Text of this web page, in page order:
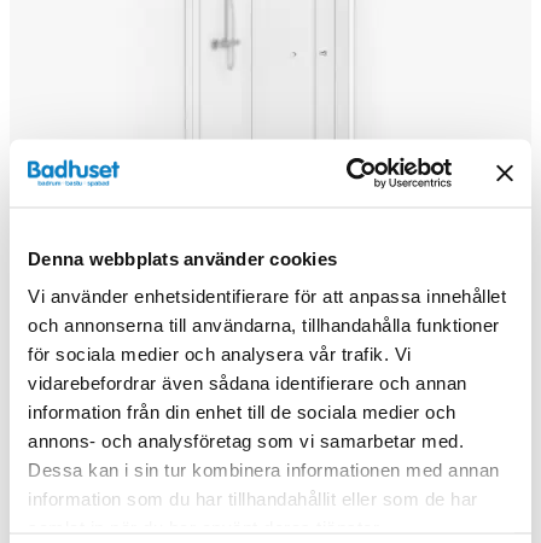
Denna webbplats använder cookies
Vi använder enhetsidentifierare för att anpassa innehållet
och annonserna till användarna, tillhandahålla funktioner
för sociala medier och analysera vår trafik. Vi
vidarebefordrar även sådana identifierare och annan
information från din enhet till de sociala medier och
annons- och analysföretag som vi samarbetar med.
Dessa kan i sin tur kombinera informationen med annan
information som du har tillhandahållit eller som de har
Macro Design Spirit Vikhörndusch rak med Knopphandtag
Från11 281 kr15 285 kr
Välj ...